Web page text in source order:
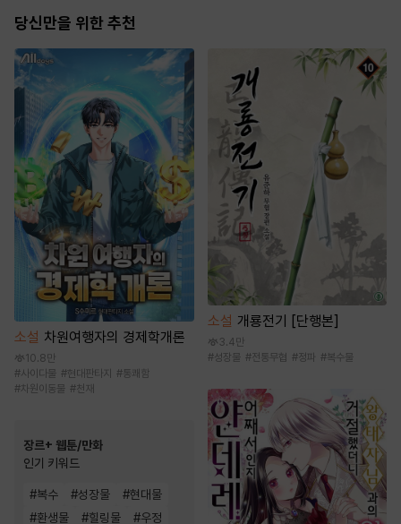
(웃음) [단행본]
는다 [단행본]
당신만을 위한 추천
소설 차원여행자의 경제학개론
10.8만
#사이다물 #현대판타지 #통쾌함
#차원이동물 #천재
장르+ 웹툰/만화
인기 키워드
#복수 #성장물 #현대물
#환생물 #힐링물 #우정
소설 개룡전기 [단행본]
3.4만
#성장물 #전통무협 #정파 #복수물